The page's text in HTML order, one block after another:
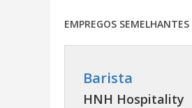
EMPREGOS SEMELHANTES
Barista
HNH Hospitality